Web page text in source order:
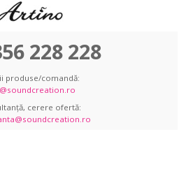
228 228
produse/comandă:
cerere ofertă: